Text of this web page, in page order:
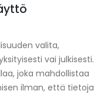
valita,
vai julkisesti.
joka mahdollistaa
ilman, että tietoja